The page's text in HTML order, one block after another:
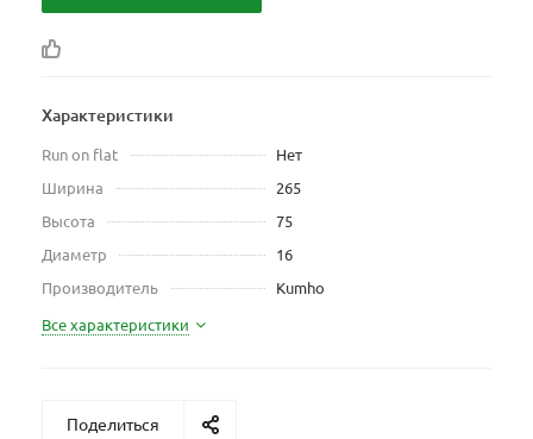
Характеристики
Run on flat
Нет
Ширина
265
Высота
75
Диаметр
16
Производитель
Kumho
Все характеристики
Поделиться